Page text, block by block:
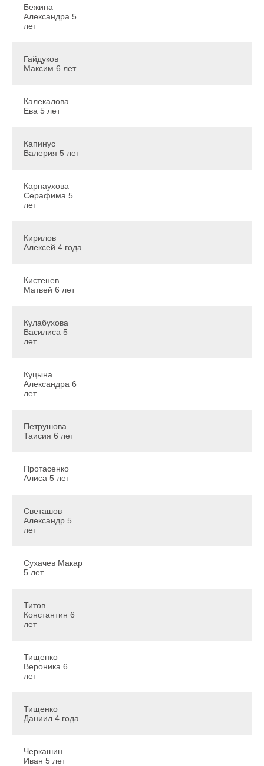
Бежина
Александра 5
лет
Гайдуков
Максим 6 лет
Калекалова
Ева 5 лет
Капинус
Валерия 5 лет
Карнаухова
Серафима 5
лет
Кирилов
Алексей 4 года
Кистенев
Матвей 6 лет
Кулабухова
Василиса 5
лет
Куцына
Александра 6
лет
Петрушова
Таисия 6 лет
Протасенко
Алиса 5 лет
Светашов
Александр 5
лет
Сухачев Макар
5 лет
Титов
Константин 6
лет
Тищенко
Вероника 6
лет
Тищенко
Даниил 4 года
Черкашин
Иван 5 лет